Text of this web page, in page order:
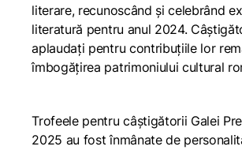
literare, recunoscând și celebrând
literatură pentru anul 2024.
aplaudați pentru contribuțiile lor
îmbogățirea patrimoniului cultural
Trofeele pentru câștigătorii Galei
2025 au fost înmânate de